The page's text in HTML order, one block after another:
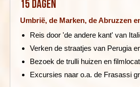
15 dagen
Umbrië, de Marken, de Abruzzen
Reis door 'de andere kant' van
Verken de straatjes van Perugia
Bezoek de trulli huizen en
Excursies naar o.a. de Frasassi